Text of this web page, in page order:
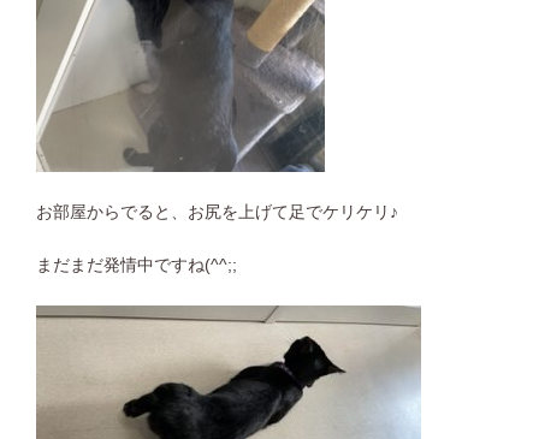
お部屋からでると、お尻を上げて足でケリケリ♪
まだまだ発情中ですね(^^;;